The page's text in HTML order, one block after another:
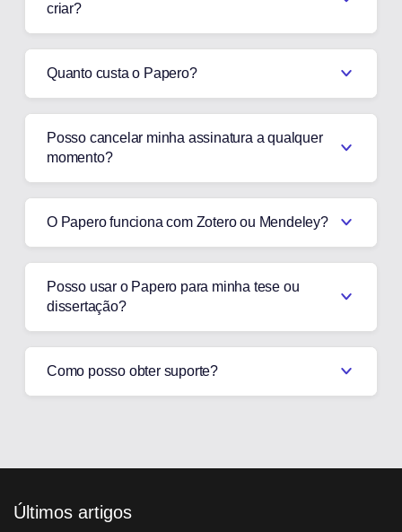
criar?
Quanto custa o Papero?
Posso cancelar minha assinatura a qualquer
momento?
O Papero funciona com Zotero ou Mendeley?
Posso usar o Papero para minha tese ou
dissertação?
Como posso obter suporte?
Últimos artigos